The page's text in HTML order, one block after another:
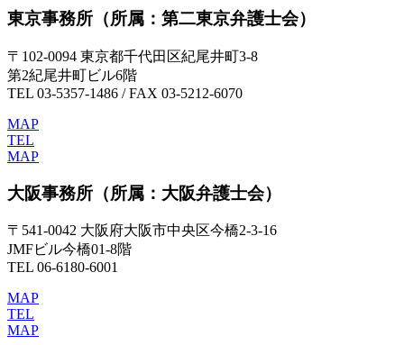
東京事務所 （所属：第二東京弁護士会）
〒102-0094 東京都千代田区紀尾井町3-8
第2紀尾井町ビル6階
TEL 03-5357-1486 / FAX 03-5212-6070
MAP
TEL
MAP
大阪事務所 （所属：大阪弁護士会）
〒541-0042 大阪府大阪市中央区今橋2-3-16
JMFビル今橋01-8階
TEL 06-6180-6001
MAP
TEL
MAP